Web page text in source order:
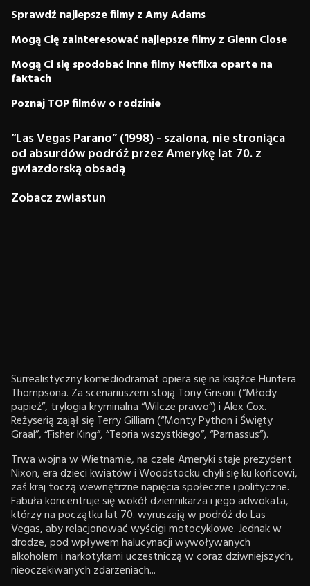
Sprawdź najlepsze filmy z Amy Adams
Mogą Cię zainteresować najlepsze filmy z Glenn Close
Mogą Ci się spodobać inne filmy Netflixa oparte na
faktach
Poznaj TOP filmów o rodzinie
“Las Vegas Parano” (1998) - szalona, nie stroniąca
od absurdów podróż przez Amerykę lat 70. z
gwiazdorską obsadą
Zobacz zwiastun
Surrealistyczny komediodramat opiera się na książce Huntera
Thompsona. Za scenariuszem stoją Tony Grisoni (“Młody
papież”, trylogia kryminalna “Wilcze prawo”) i Alex Cox.
Reżyserią zajął się Terry Gilliam (“Monty Python i Święty
Graal”, “Fisher King”, “Teoria wszystkiego”, “Parnassus”).
Trwa wojna w Wietnamie, na czele Ameryki staje prezydent
Nixon, era dzieci kwiatów i Woodstocku chyli się ku końcowi,
zaś kraj toczą wewnętrzne napięcia społeczne i polityczne.
Fabuła koncentruje się wokół dziennikarza i jego adwokata,
którzy na początku lat 70. wyruszają w podróż do Las
Vegas, aby relacjonować wyścigi motocyklowe. Jednak w
drodze, pod wpływem halucynacji wywoływanych
alkoholem i narkotykami uczestniczą w coraz dziwniejszych,
nieoczekiwanych zdarzeniach...